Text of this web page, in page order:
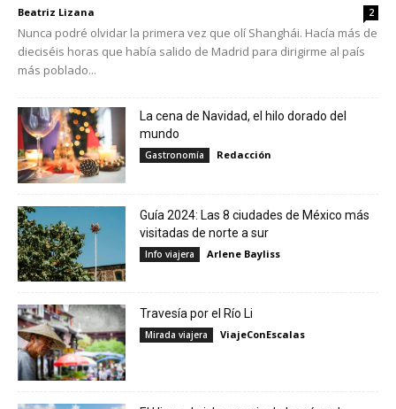
Beatriz Lizana 2
Nunca podré olvidar la primera vez que olí Shanghái. Hacía más de
dieciséis horas que había salido de Madrid para dirigirme al país
más poblado...
La cena de Navidad, el hilo dorado del
mundo
Gastronomía Redacción
Guía 2024: Las 8 ciudades de México más
visitadas de norte a sur
Info viajera Arlene Bayliss
Travesía por el Río Li
Mirada viajera ViajeConEscalas